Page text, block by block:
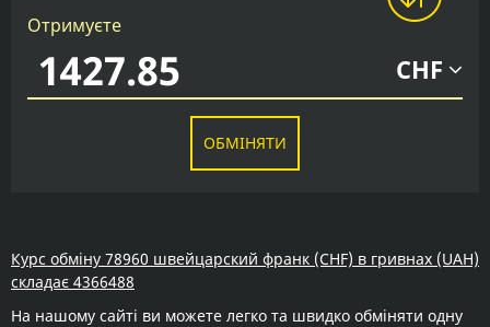
Отримуєте
CHF
ОБМІНЯТИ
Курс обміну 78960 швейцарский франк (CHF) в гривнах (UAH)
складає 4366488
На нашому сайті ви можете легко та швидко обміняти одну